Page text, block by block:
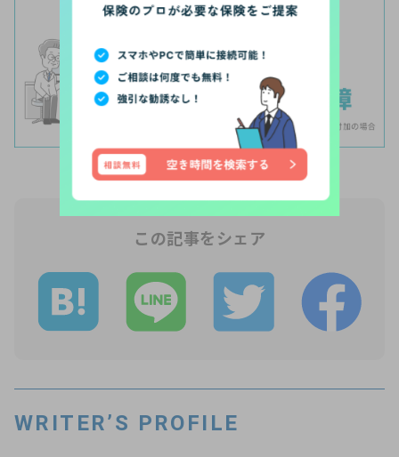
【PR】
この記事をシェア
WRITER’S PROFILE